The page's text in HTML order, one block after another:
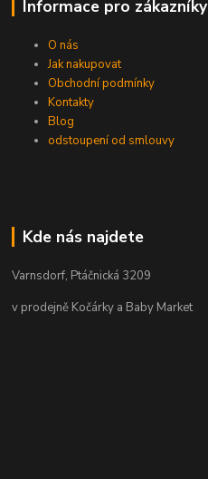
Informace pro zákazníky
O nás
Jak nakupovat
Obchodní podmínky
Kontakty
Blog
odstoupení od smlouvy
Kde nás najdete
Varnsdorf, Ptáčnická 3209
v prodejně Kočárky a Baby Market